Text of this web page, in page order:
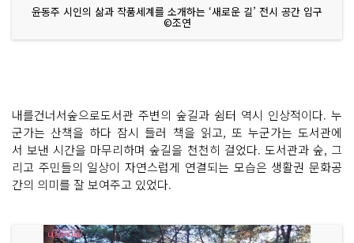
윤동주 시인의 삶과 작품세계를 소개하는 ‘새로운 길’ 전시 공간 입구
©조연
내를건너서숲으로도서관 주변의 숲길과 쉼터 역시 인상적이다. 누
군가는 산책을 하다 잠시 들러 책을 읽고, 또 누군가는 도서관에
서 보낸 시간을 마무리하며 숲길을 천천히 걸었다. 도서관과 숲, 그
리고 주민들의 일상이 자연스럽게 연결되는 모습은 생활권 문화공
간의 의미를 잘 보여주고 있었다.